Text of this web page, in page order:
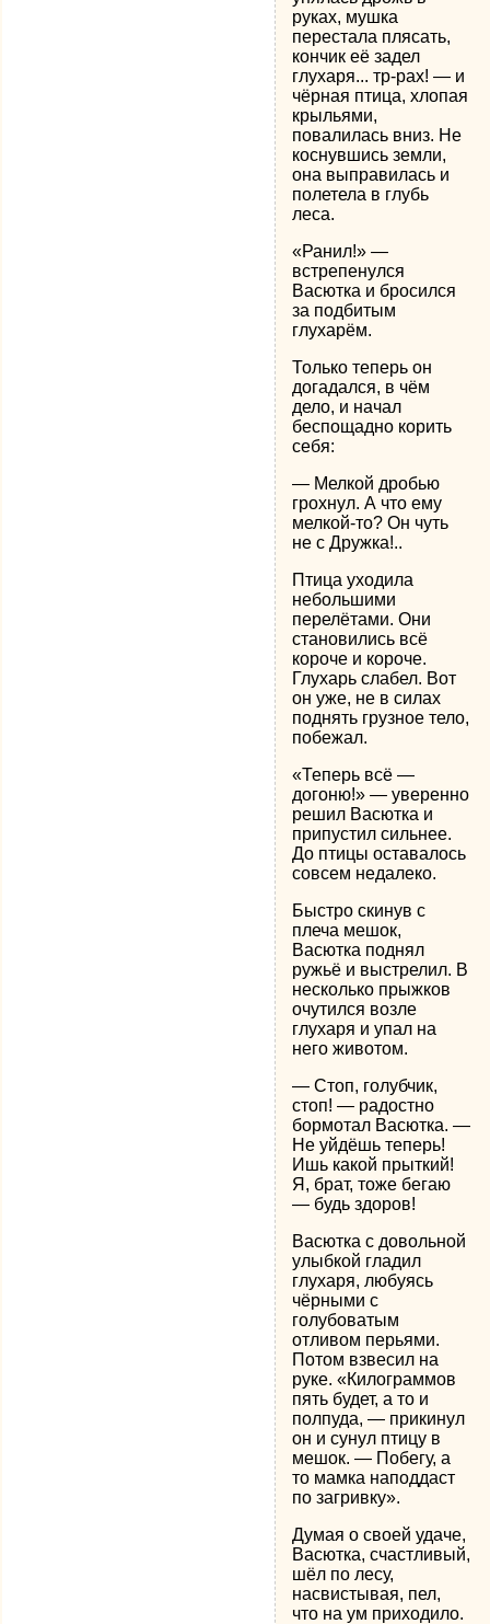
руках, мушка
перестала плясать,
кончик её задел
глухаря... тр-рах! — и
чёрная птица, хлопая
крыльями,
повалилась вниз. Не
коснувшись земли,
она выправилась и
полетела в глубь
леса.
«Ранил!» —
встрепенулся
Васютка и бросился
за подбитым
глухарём.
Только теперь он
догадался, в чём
дело, и начал
беспощадно корить
себя:
— Мелкой дробью
грохнул. А что ему
мелкой-то? Он чуть
не с Дружка!..
Птица уходила
небольшими
перелётами. Они
становились всё
короче и короче.
Глухарь слабел. Вот
он уже, не в силах
поднять грузное тело,
побежал.
«Теперь всё —
догоню!» — уверенно
решил Васютка и
припустил сильнее.
До птицы оставалось
совсем недалеко.
Быстро скинув с
плеча мешок,
Васютка поднял
ружьё и выстрелил. В
несколько прыжков
очутился возле
глухаря и упал на
него животом.
— Стоп, голубчик,
стоп! — радостно
бормотал Васютка. —
Не уйдёшь теперь!
Ишь какой прыткий!
Я, брат, тоже бегаю
— будь здоров!
Васютка с довольной
улыбкой гладил
глухаря, любуясь
чёрными с
голубоватым
отливом перьями.
Потом взвесил на
руке. «Килограммов
пять будет, а то и
полпуда, — прикинул
он и сунул птицу в
мешок. — Побегу, а
то мамка наподдаст
по загривку».
Думая о своей удаче,
Васютка, счастливый,
шёл по лесу,
насвистывая, пел,
что на ум приходило.